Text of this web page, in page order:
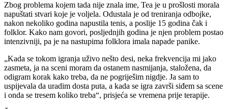
Zbog problema kojem tada nije znala ime, Tea je u prošlosti morala
napuštati stvari koje je voljela. Odustala je od treniranja odbojke,
nakon nekoliko godina napustila tenis, a poslije 15 godina čak i
folklor. Kako nam govori, posljednjih godina je njen problem postao
intenzivniji, pa je na nastupima folklora imala napade panike.
„Kada se tokom igranja uživo nešto desi, neka frekvencija mi jako
zasmeta, ja na sceni moram da ostanem nasmijanja, staložena, da
odigram korak kako treba, da ne pogriješim nigdje. Ja sam to
uspijevala da uradim dosta puta, a kada se igra završi siđem sa scene
i onda se tresem koliko treba“, prisjeća se vremena prije terapije.